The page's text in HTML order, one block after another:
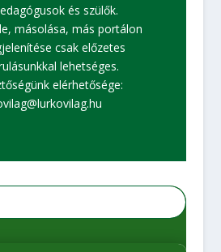
és szülők.
másolása, más portálon
csak előzetes
lehetséges.
elérhetősége: